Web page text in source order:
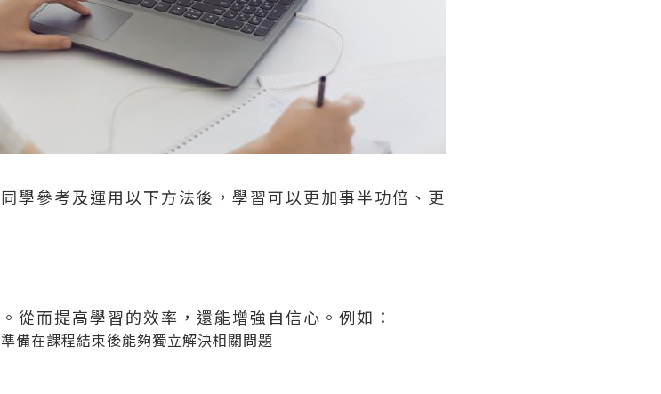
學參考及運用以下方法後，學習可以更加事半功倍、更
從而提高學習的效率，還能增強自信心。例如：
備在課程結束後能夠獨立解決相關問題